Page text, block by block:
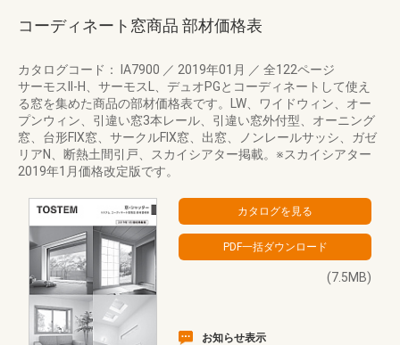
コーディネート窓商品 部材価格表
カタログコード： IA7900 ／ 2019年01月 ／ 全122ページ
サーモスII-H、サーモスL、デュオPGとコーディネートして使え
る窓を集めた商品の部材価格表です。LW、ワイドウィン、オー
プンウィン、引違い窓3本レール、引違い窓外付型、オーニング
窓、台形FIX窓、サークルFIX窓、出窓、ノンレールサッシ、ガゼ
リアN、断熱土間引戸、スカイシアター掲載。※スカイシアター
2019年1月価格改定版です。
(7.5MB)
お知らせ表示